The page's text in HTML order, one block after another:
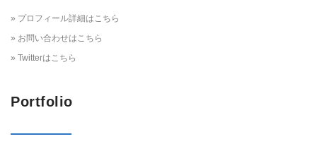
» プロフィール詳細はこちら
» お問い合わせはこちら
» Twitterはこちら
Portfolio